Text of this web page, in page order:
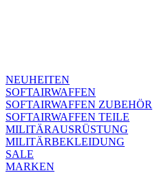
NEUHEITEN
SOFTAIRWAFFEN
SOFTAIRWAFFEN ZUBEHÖR
SOFTAIRWAFFEN TEILE
MILITÄRAUSRÜSTUNG
MILITÄRBEKLEIDUNG
SALE
MARKEN